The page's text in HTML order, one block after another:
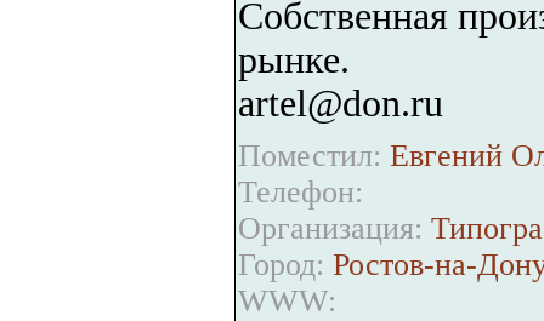
Собственная
рынке.
artel@don.ru
Поместил: Евгений
Телефон:
Организация:
Город: Ростов-на-
WWW: